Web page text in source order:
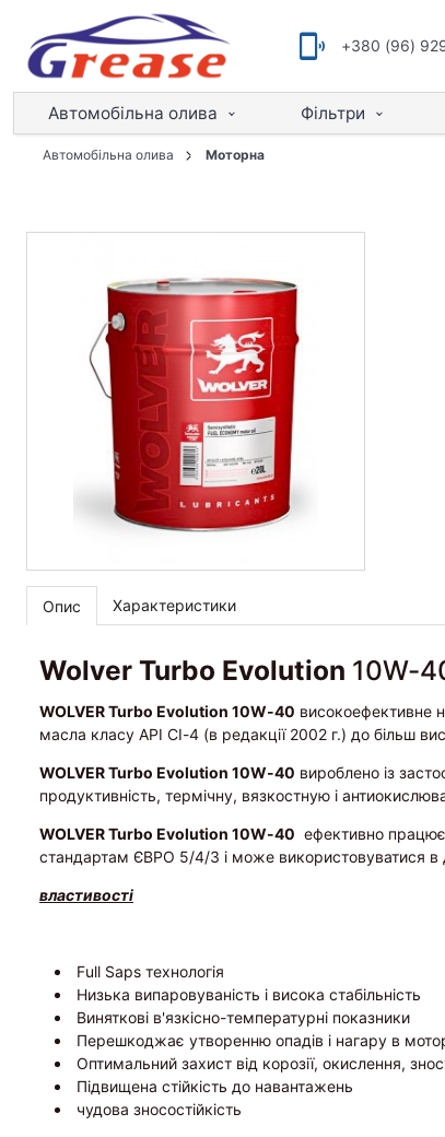
+380 (96)
Автомобільна олива Фільтри
Автомобільна олива Моторна
Опис Характеристики
Wolver Turbo Evolution 10W-
WOLVER Turbo Evolution 10W-40 високоефективне
масла класу API CI-4 (в редакції 2002 г.) до більш
WOLVER Turbo Evolution 10W-40 вироблено із
продуктивність, термічну, вязкостную і
WOLVER Turbo Evolution 10W-40 ефективно працює
стандартам ЄВРО 5/4/3 і може використовуватися в
властивості
Full Saps технологія
Низька випаровуваність і висока стабільність
Виняткові в'язкісно-температурні показники
Перешкоджає утворенню опадів і нагару в
Оптимальний захист від корозії, окислення,
Підвищена стійкість до навантажень
чудова зносостійкість